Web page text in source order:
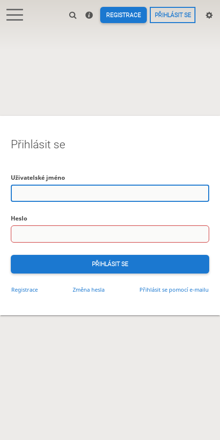
REGISTRACE PŘIHLÁSIT SE
Přihlásit se
Uživatelské jméno
Heslo
PŘIHLÁSIT SE
Registrace Změna hesla Přihlásit se pomocí e-mailu